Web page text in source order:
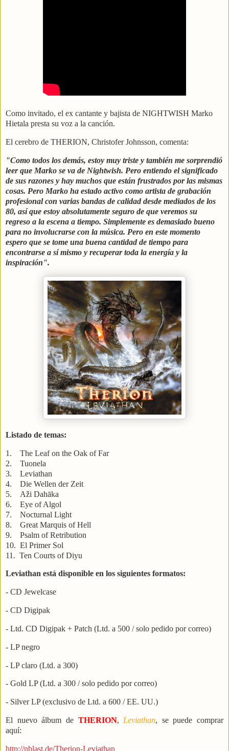
Como invitado, el ex cantante y bajista de NIGHTWISH Marko
Hietala presta su voz a la canción.
El cerebro de THERION, Christofer Johnsson, comenta:
"Como todos los demás, estoy muy triste y también me sorprendió
leer que Marko se va de Nightwish. Pero entiendo el significado
de sus razones y hay muchos que están frustrados por las mismas
cosas. Pero Marko ha estado activo como artista de grabación
profesional con varias bandas de calidad desde mediados de los
80, así que estoy absolutamente seguro de que veremos su
regreso a la escena a tiempo. Simplemente es demasiado bueno
para no involucrarse con la música. Pero en este momento
espero que se tome una buena cantidad de tiempo para
encontrarse a sí mismo y recuperar toda la energía y la
inspiración".
Listado de temas:
1. The Leaf on the Oak of Far
2. Tuonela
3. Leviathan
4. Die Wellen der Zeit
5. Aži Dahāka
6. Eye of Algol
7. Nocturnal Light
8. Great Marquis of Hell
9. Psalm of Retribution
10. El Primer Sol
11. Ten Courts of Diyu
Leviathan está disponible en los siguientes formatos:
- CD Jewelcase
- CD Digipak
- Ltd. CD Digipak + Patch (Ltd. a 500 / solo pedido por correo)
- LP negro
- LP claro (Ltd. a 300)
- Gold LP (Ltd. a 300 / solo pedido por correo)
- Silver LP (exclusivo de Ltd. a 600 / EE. UU.)
El nuevo álbum de THERION, Leviathan, se puede comprar
aquí:
http://nblast.de/Therion-Leviathan